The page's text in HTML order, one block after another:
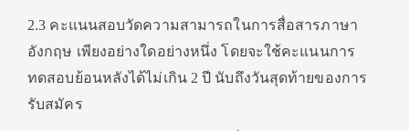
2.3 คะแนนสอบวัดความสามารถในการสื่อสารภาษา
อังกฤษ เพียงอย่างใดอย่างหนึ่ง โดยจะใช้คะแนนการ
ทดสอบย้อนหลังได้ไม่เกิน 2 ปี นับถึงวันสุดท้ายของการ
รับสมัคร